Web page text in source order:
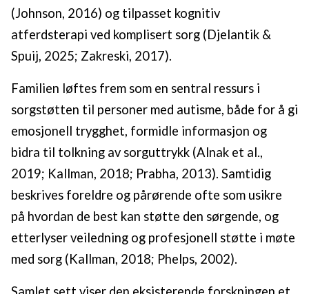
(Johnson, 2016) og tilpasset kognitiv
atferdsterapi ved komplisert sorg (Djelantik &
Spuij, 2025; Zakreski, 2017).
Familien løftes frem som en sentral ressurs i
sorgstøtten til personer med autisme, både for å gi
emosjonell trygghet, formidle informasjon og
bidra til tolkning av sorguttrykk (Alnak et al.,
2019; Kallman, 2018; Prabha, 2013). Samtidig
beskrives foreldre og pårørende ofte som usikre
på hvordan de best kan støtte den sørgende, og
etterlyser veiledning og profesjonell støtte i møte
med sorg (Kallman, 2018; Phelps, 2002).